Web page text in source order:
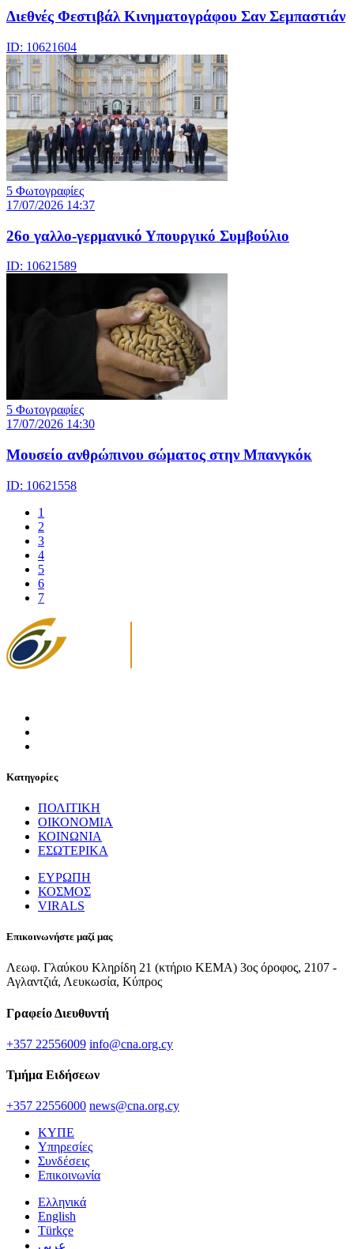
Διεθνές Φεστιβάλ Κινηματογράφου Σαν Σεμπαστιάν
ID: 10621604
5 Φωτογραφίες
17/07/2026 14:37
26ο γαλλο-γερμανικό Υπουργικό Συμβούλιο
ID: 10621589
5 Φωτογραφίες
17/07/2026 14:30
Μουσείο ανθρώπινου σώματος στην Μπανγκόκ
ID: 10621558
1
2
3
4
5
6
7
Κατηγορίες
ΠΟΛΙΤΙΚΗ
ΟΙΚΟΝΟΜΙΑ
ΚΟΙΝΩΝΙΑ
ΕΣΩΤΕΡΙΚΑ
ΕΥΡΩΠΗ
ΚΟΣΜΟΣ
VIRALS
Επικοινωνήστε μαζί μας
Λεωφ. Γλαύκου Κληρίδη 21 (κτήριο ΚΕΜΑ) 3ος όροφος, 2107 -
Αγλαντζιά, Λευκωσία, Κύπρος
Γραφείο Διευθυντή
+357 22556009 info@cna.org.cy
Τμήμα Ειδήσεων
+357 22556000 news@cna.org.cy
ΚΥΠΕ
Υπηρεσίες
Συνδέσεις
Επικοινωνία
Ελληνικά
English
Türkçe
عربي